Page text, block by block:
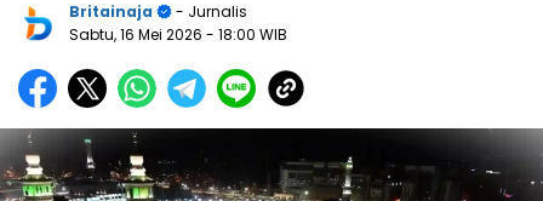
Britainaja
- Jurnalis
Sabtu, 16 Mei 2026 - 18:00 WIB